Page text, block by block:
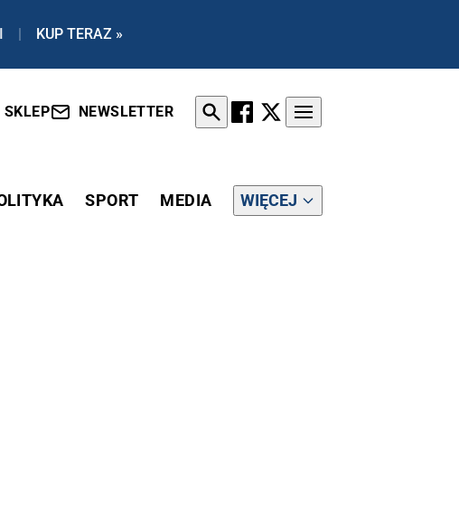
| KUP TERAZ »
SKLEP NEWSLETTER
SPORT MEDIA WIĘCEJ